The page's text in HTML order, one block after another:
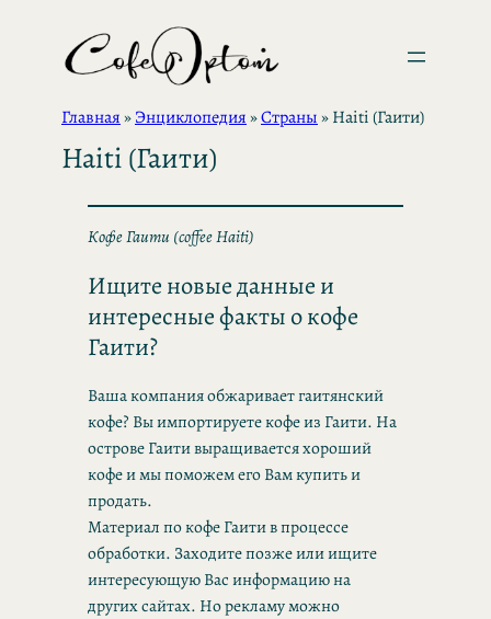
содержимому
Главная»Энциклопедия»Страны»Haiti (Гаити)
Haiti (Гаити)
Кофе Гаити (coffee Haiti)
Ищите новые данные и
интересные факты о кофе
Гаити?
Ваша компания обжаривает гаитянский
кофе? Вы импортируете кофе из Гаити. На
острове Гаити выращивается хороший
кофе и мы поможем его Вам купить и
продать.
Материал по кофе Гаити в процессе
обработки. Заходите позже или ищите
интересующую Вас информацию на
других сайтах. Но рекламу можно